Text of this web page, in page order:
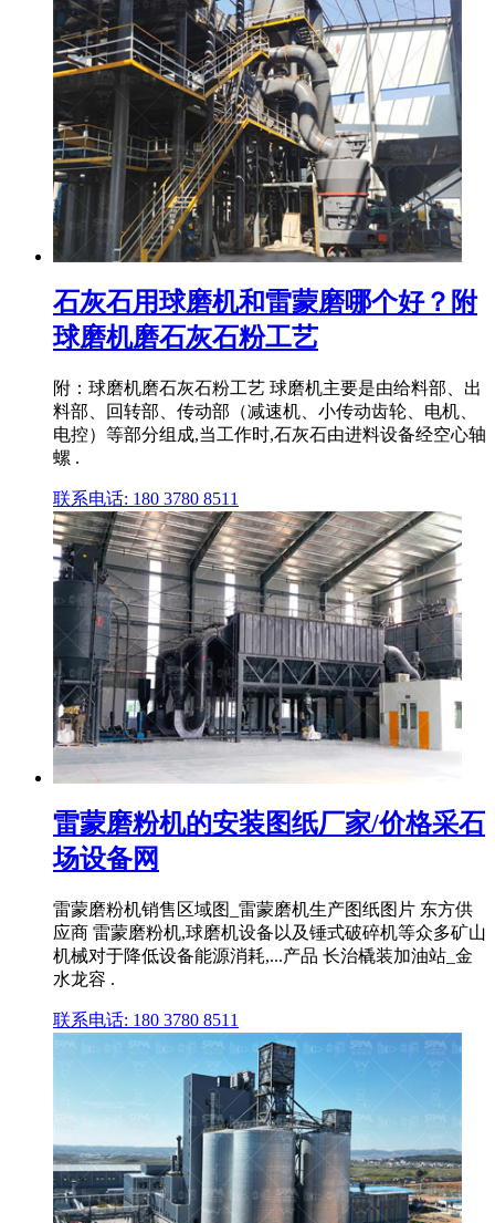
石灰石用球磨机和雷蒙磨哪个好？附
球磨机磨石灰石粉工艺
附：球磨机磨石灰石粉工艺 球磨机主要是由给料部、出
料部、回转部、传动部（减速机、小传动齿轮、电机、
电控）等部分组成,当工作时,石灰石由进料设备经空心轴
螺 .
联系电话: 180 3780 8511
雷蒙磨粉机的安装图纸厂家/价格采石
场设备网
雷蒙磨粉机销售区域图_雷蒙磨机生产图纸图片 东方供
应商 雷蒙磨粉机,球磨机设备以及锤式破碎机等众多矿山
机械对于降低设备能源消耗,...产品 长治橇装加油站_金
水龙容 .
联系电话: 180 3780 8511